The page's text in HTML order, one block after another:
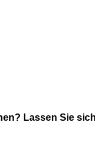
Lassen Sie